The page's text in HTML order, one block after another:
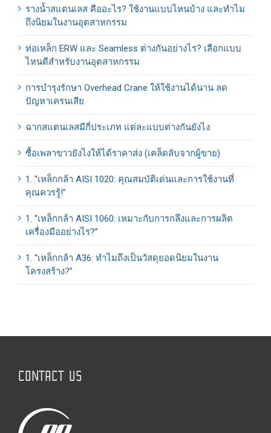
รางน้ำสแตนเลส คืออะไร? ใช้งานแบบไหนบ้าง และทำไม
ถึงนิยมในงานอุตสาหกรรม
ท่อเหล็ก ERW และ Seamless ต่างกันอย่างไร? เลือกแบบ
ไหนดีสำหรับงานอุตสาหกรรม
การบำรุงรักษา Overhead Crane ให้ใช้งานได้นาน ลด
ปัญหาเครนเสีย
ฉากสแตนเลสมีกี่ประเภท แต่ละแบบต่างกันยังไง
ซื้อเพลาขาวยังไงให้ได้ราคาส่ง (เคล็ดลับจากผู้ขาย)
1. “เหล็กกล้า AISI 1020: คุณสมบัติเด่นและการใช้งานที่
คุณควรรู้!”
1. “เหล็กกล้า AISI 1060: เหมาะกับการกลึงและการผลิต
เครื่องมืออย่างไร?”
1. “เหล็กกล้า A36: ทำไมถึงเป็นวัสดุยอดนิยมในงาน
โครงสร้าง?”
CONTACT US